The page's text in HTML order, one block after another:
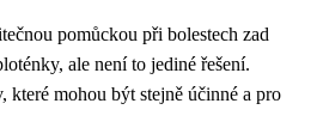
pomůckou při bolestech zad
ale není to jediné řešení.
které mohou být stejně účinné a pro